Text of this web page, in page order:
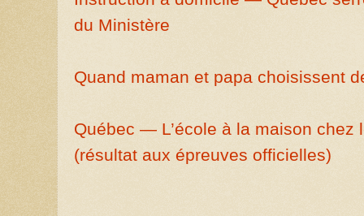
du Ministère
Quand maman et papa choisissent
Québec — L’école à la maison
(résultat aux épreuves officielles)